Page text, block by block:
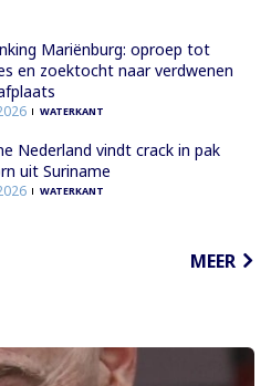
Mariënburg: oproep tot
en zoektocht naar verdwenen
WATERKANT
Nederland vindt crack in pak
uit Suriname
WATERKANT
MEER